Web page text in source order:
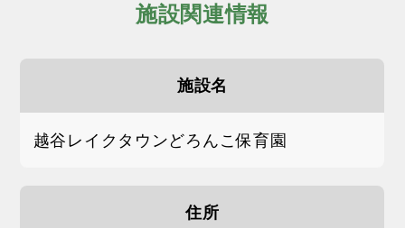
施設関連情報
施設名
越谷レイクタウンどろんこ保育園
住所